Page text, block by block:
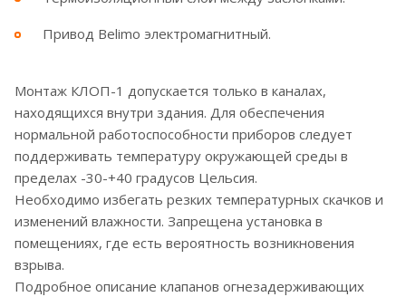
Привод Belimo электромагнитный.
Монтаж КЛОП-1 допускается только в каналах,
находящихся внутри здания. Для обеспечения
нормальной работоспособности приборов следует
поддерживать температуру окружающей среды в
пределах -30-+40 градусов Цельсия.
Необходимо избегать резких температурных скачков и
изменений влажности. Запрещена установка в
помещениях, где есть вероятность возникновения
взрыва.
Подробное описание клапанов огнезадерживающих